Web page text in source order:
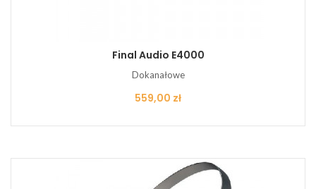
Final Audio E4000
Dokanałowe
Cena
559,00 zł